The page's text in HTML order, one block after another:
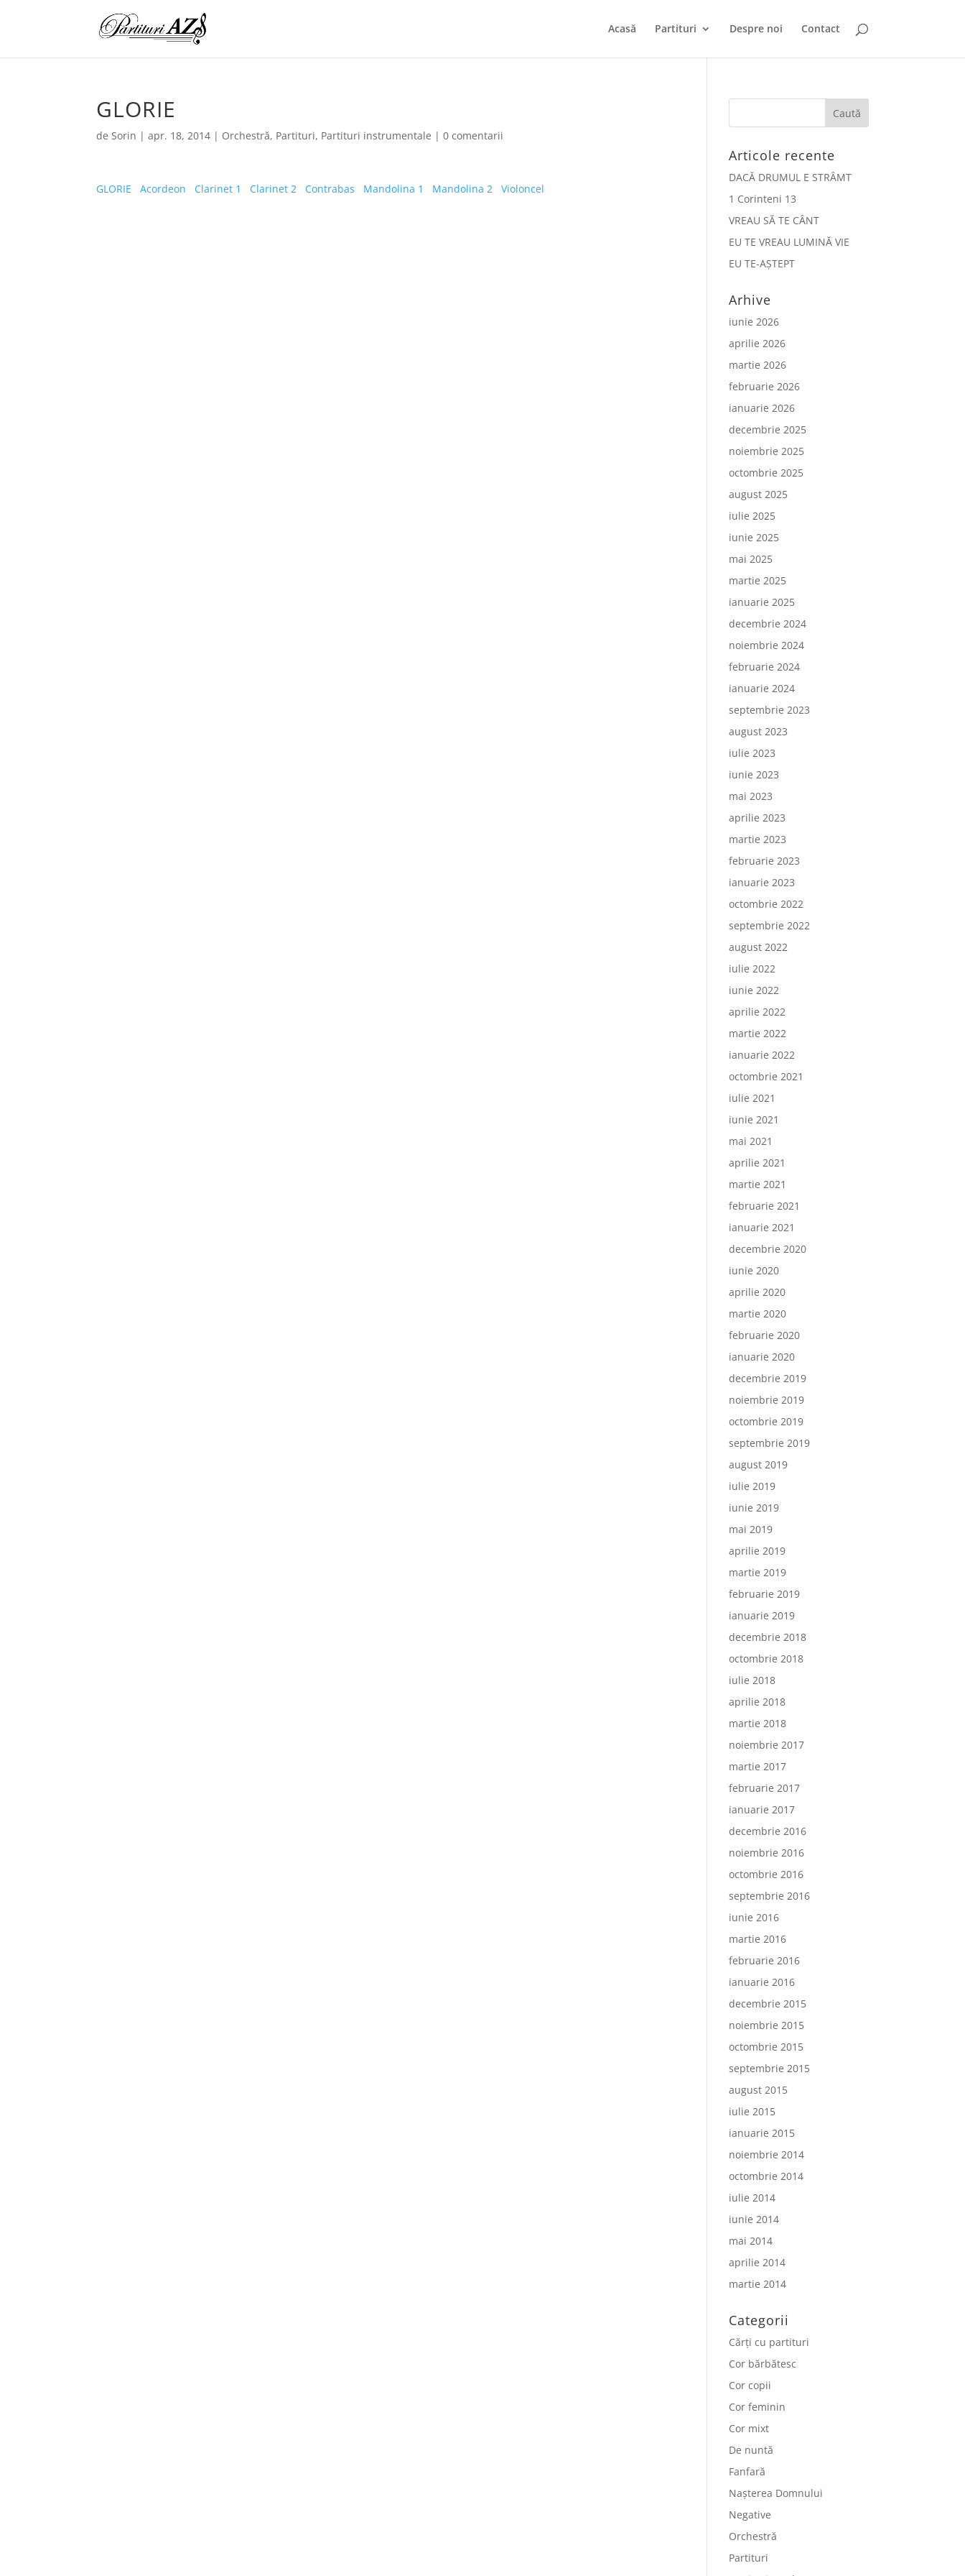
Acasă Partituri Despre noi Contact
GLORIE
deSorin |apr. 18, 2014 | Orchestră, Partituri, Partituri instrumentale |0 comentarii
GLORIE Acordeon Clarinet 1 Clarinet 2 Contrabas Mandolina 1 Mandolina 2 Violoncel
Articole recente
DACĂ DRUMUL E STRÂMT
1 Corinteni 13
VREAU SĂ TE CÂNT
EU TE VREAU LUMINĂ VIE
EU TE-AȘTEPT
Arhive
iunie 2026
aprilie 2026
martie 2026
februarie 2026
ianuarie 2026
decembrie 2025
noiembrie 2025
octombrie 2025
august 2025
iulie 2025
iunie 2025
mai 2025
martie 2025
ianuarie 2025
decembrie 2024
noiembrie 2024
februarie 2024
ianuarie 2024
septembrie 2023
august 2023
iulie 2023
iunie 2023
mai 2023
aprilie 2023
martie 2023
februarie 2023
ianuarie 2023
octombrie 2022
septembrie 2022
august 2022
iulie 2022
iunie 2022
aprilie 2022
martie 2022
ianuarie 2022
octombrie 2021
iulie 2021
iunie 2021
mai 2021
aprilie 2021
martie 2021
februarie 2021
ianuarie 2021
decembrie 2020
iunie 2020
aprilie 2020
martie 2020
februarie 2020
ianuarie 2020
decembrie 2019
noiembrie 2019
octombrie 2019
septembrie 2019
august 2019
iulie 2019
iunie 2019
mai 2019
aprilie 2019
martie 2019
februarie 2019
ianuarie 2019
decembrie 2018
octombrie 2018
iulie 2018
aprilie 2018
martie 2018
noiembrie 2017
martie 2017
februarie 2017
ianuarie 2017
decembrie 2016
noiembrie 2016
octombrie 2016
septembrie 2016
iunie 2016
martie 2016
februarie 2016
ianuarie 2016
decembrie 2015
noiembrie 2015
octombrie 2015
septembrie 2015
august 2015
iulie 2015
ianuarie 2015
noiembrie 2014
octombrie 2014
iulie 2014
iunie 2014
mai 2014
aprilie 2014
martie 2014
Categorii
Cărți cu partituri
Cor bărbătesc
Cor copii
Cor feminin
Cor mixt
De nuntă
Fanfară
Nașterea Domnului
Negative
Orchestră
Partituri